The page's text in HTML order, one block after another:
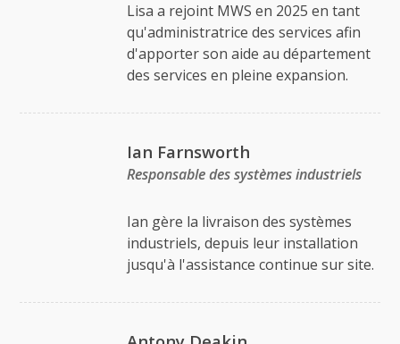
Lisa a rejoint MWS en 2025 en tant
qu'administratrice des services afin
d'apporter son aide au département
des services en pleine expansion.
Ian Farnsworth
Responsable des systèmes industriels
Ian gère la livraison des systèmes
industriels, depuis leur installation
jusqu'à l'assistance continue sur site.